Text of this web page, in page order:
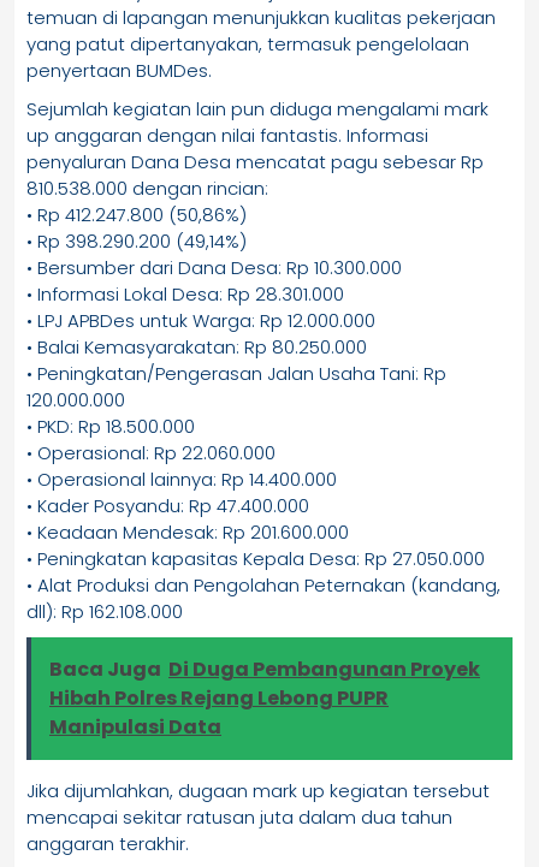
temuan di lapangan menunjukkan kualitas pekerjaan
yang patut dipertanyakan, termasuk pengelolaan
penyertaan BUMDes.
Sejumlah kegiatan lain pun diduga mengalami mark
up anggaran dengan nilai fantastis. Informasi
penyaluran Dana Desa mencatat pagu sebesar Rp
810.538.000 dengan rincian:
• Rp 412.247.800 (50,86%)
• Rp 398.290.200 (49,14%)
• Bersumber dari Dana Desa: Rp 10.300.000
• Informasi Lokal Desa: Rp 28.301.000
• LPJ APBDes untuk Warga: Rp 12.000.000
• Balai Kemasyarakatan: Rp 80.250.000
• Peningkatan/Pengerasan Jalan Usaha Tani: Rp
120.000.000
• PKD: Rp 18.500.000
• Operasional: Rp 22.060.000
• Operasional lainnya: Rp 14.400.000
• Kader Posyandu: Rp 47.400.000
• Keadaan Mendesak: Rp 201.600.000
• Peningkatan kapasitas Kepala Desa: Rp 27.050.000
• Alat Produksi dan Pengolahan Peternakan (kandang,
dll): Rp 162.108.000
Baca Juga Di Duga Pembangunan Proyek
Hibah Polres Rejang Lebong PUPR
Manipulasi Data
Jika dijumlahkan, dugaan mark up kegiatan tersebut
mencapai sekitar ratusan juta dalam dua tahun
anggaran terakhir.